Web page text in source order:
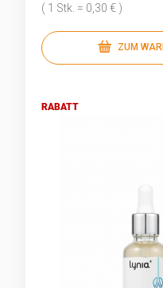
( 1 Stk. = 0,30 € )
ZUM
RABATT